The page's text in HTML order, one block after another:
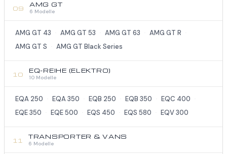
09 AMG GT
6 Modelle
AMG GT 43 AMG GT 53 AMG GT 63 AMG GT R
AMG GT S AMG GT Black Series
10 EQ-REIHE (ELEKTRO)
10 Modelle
EQA 250 EQA 350 EQB 250 EQB 350 EQC 400
EQE 350 EQE 500 EQS 450 EQS 580 EQV 300
11 TRANSPORTER & VANS
6 Modelle